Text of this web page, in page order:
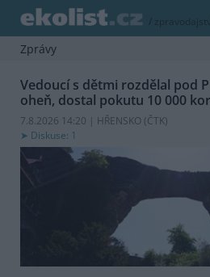
/
Zprávy
Vedoucí s dětmi rozdělal pod
oheň, dostal pokutu 10 000
7.8.2026 14:20 | HŘENSKO (ČTK)
Diskuse: 1